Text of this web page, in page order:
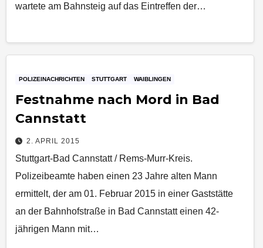
wartete am Bahnsteig auf das Eintreffen der…
POLIZEINACHRICHTEN STUTTGART WAIBLINGEN
Festnahme nach Mord in Bad
Cannstatt
2. APRIL 2015
Stuttgart-Bad Cannstatt / Rems-Murr-Kreis.
Polizeibeamte haben einen 23 Jahre alten Mann
ermittelt, der am 01. Februar 2015 in einer Gaststätte
an der Bahnhofstraße in Bad Cannstatt einen 42-
jährigen Mann mit…